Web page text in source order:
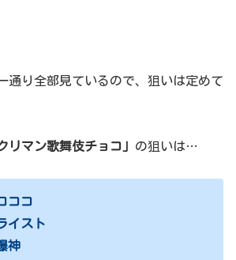
通り全部見ているので、狙いは定めて
リマン歌舞伎チョコ」 の狙いは…
ココ
イスト
神